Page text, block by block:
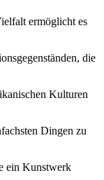
ermöglicht es
die
Kulturen
Dingen zu
⁢ein Kunstwerk